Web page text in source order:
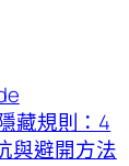
藏規則：4
與避開方法